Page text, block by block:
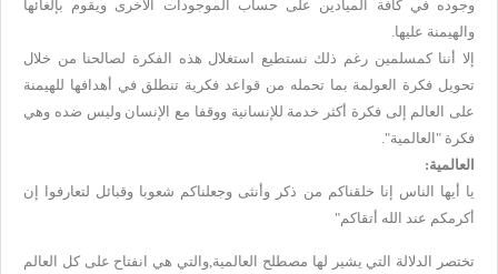
وجوده في كافة الميادين على حساب الموجودات الأخرى ويقوم بإلغائها
والهيمنة عليها.
إلا أننا كمسلمين رغم ذلك نستطيع استغلال هذه الفكرة لصالحنا من خلال
تحويل فكرة العولمة بما تحمله من قواعد فكرية تنطلق في أهدافها للهيمنة
على العالم إلى فكرة أكثر خدمة للإنسانية ووقفا مع الإنسان وليس ضده وهي
فكرة "العالمية".
العالمية:
يا أيها الناس إنا خلقناكم من ذكر وأنثى وجعلناكم شعوبا وقبائل لتعارفوا إن
أكرمكم عند الله أتقاكم"
تختصر الدلالة التي يشير لها مصطلح العالمية,والتي هي انفتاح على كل العالم